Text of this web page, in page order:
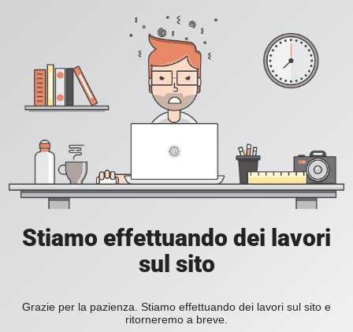
Stiamo effettuando dei lavori
sul sito
Grazie per la pazienza. Stiamo effettuando dei lavori sul sito e
ritorneremo a breve.